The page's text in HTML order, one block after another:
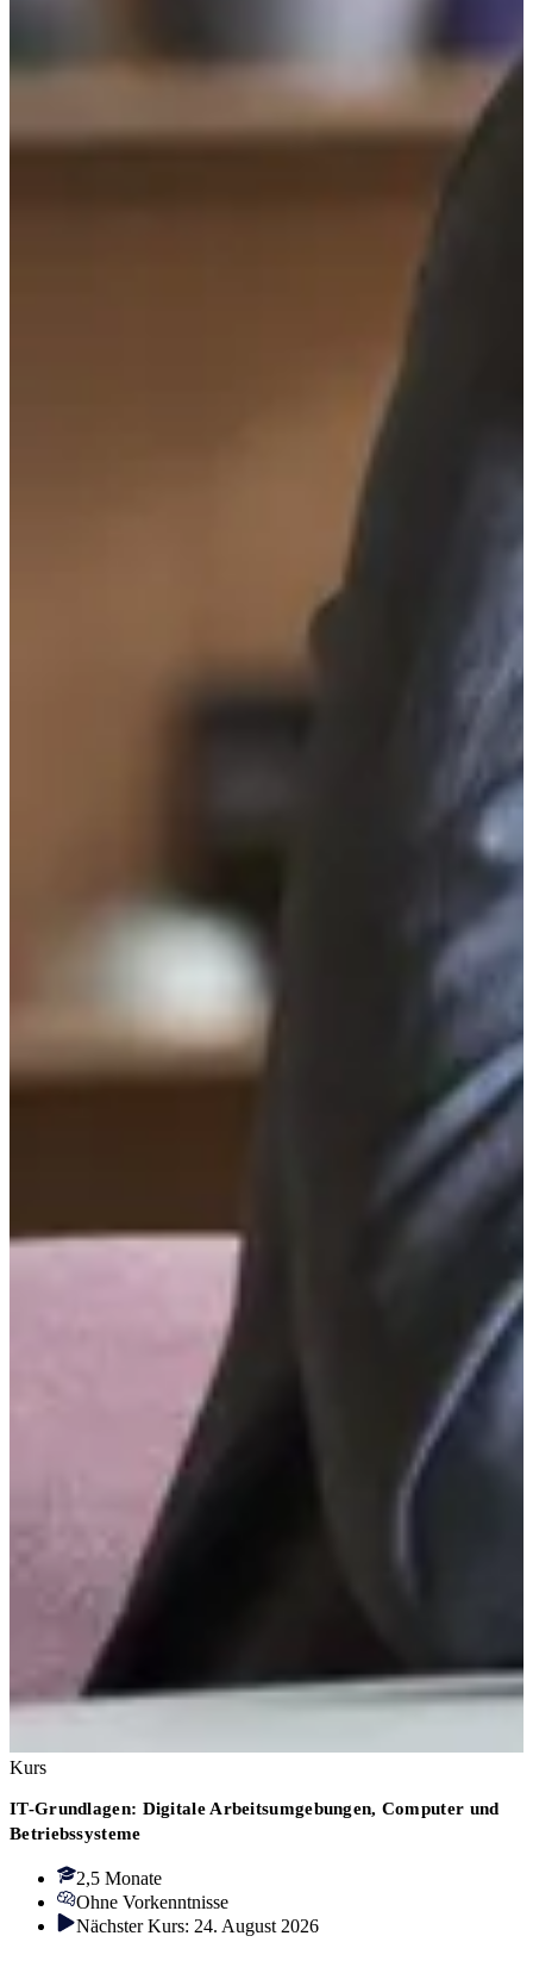
Kurs
IT-Grundlagen: Digitale Arbeitsumgebungen, Computer und
Betriebssysteme
2,5 Monate
Ohne Vorkenntnisse
Nächster Kurs: 24. August 2026